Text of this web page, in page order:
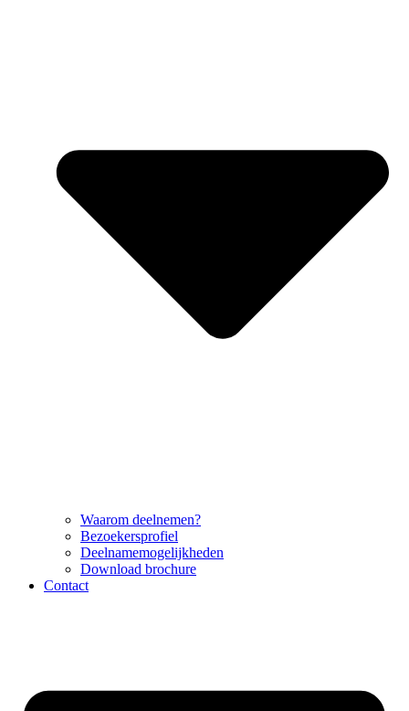
Waarom deelnemen?
Bezoekersprofiel
Deelnamemogelijkheden
Download brochure
Contact